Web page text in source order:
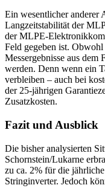
Ein wesentlicher anderer
Langzeitstabilität der
der MLPE-
Feld gegeben ist.
Messergebnisse aus dem
werden. Denn wenn ein
verbleiben – auch bei
der 25-jährigen
Zusatzkosten.
Fazit und Ausblick
Die bisher analysierten
Schornstein/Lukarne
zu ca. 2% für die
Stringinverter. Jedoch